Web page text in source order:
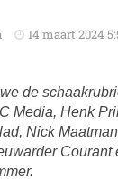
14 maart 2024
de
Media, Henk
Nick
Courant